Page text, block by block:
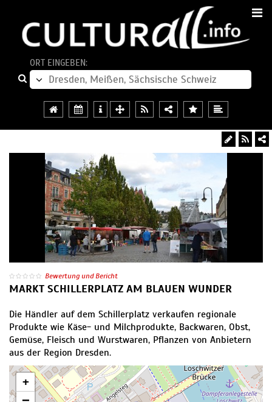
ORT EINGEBEN:
Bewertung und Bericht
MARKT SCHILLERPLATZ AM BLAUEN WUNDER
Die Händler auf dem Schillerplatz verkaufen regionale
Produkte wie Käse- und Milchprodukte, Backwaren, Obst,
Gemüse, Fleisch und Wurstwaren, Pflanzen von Anbietern
aus der Region Dresden.
+